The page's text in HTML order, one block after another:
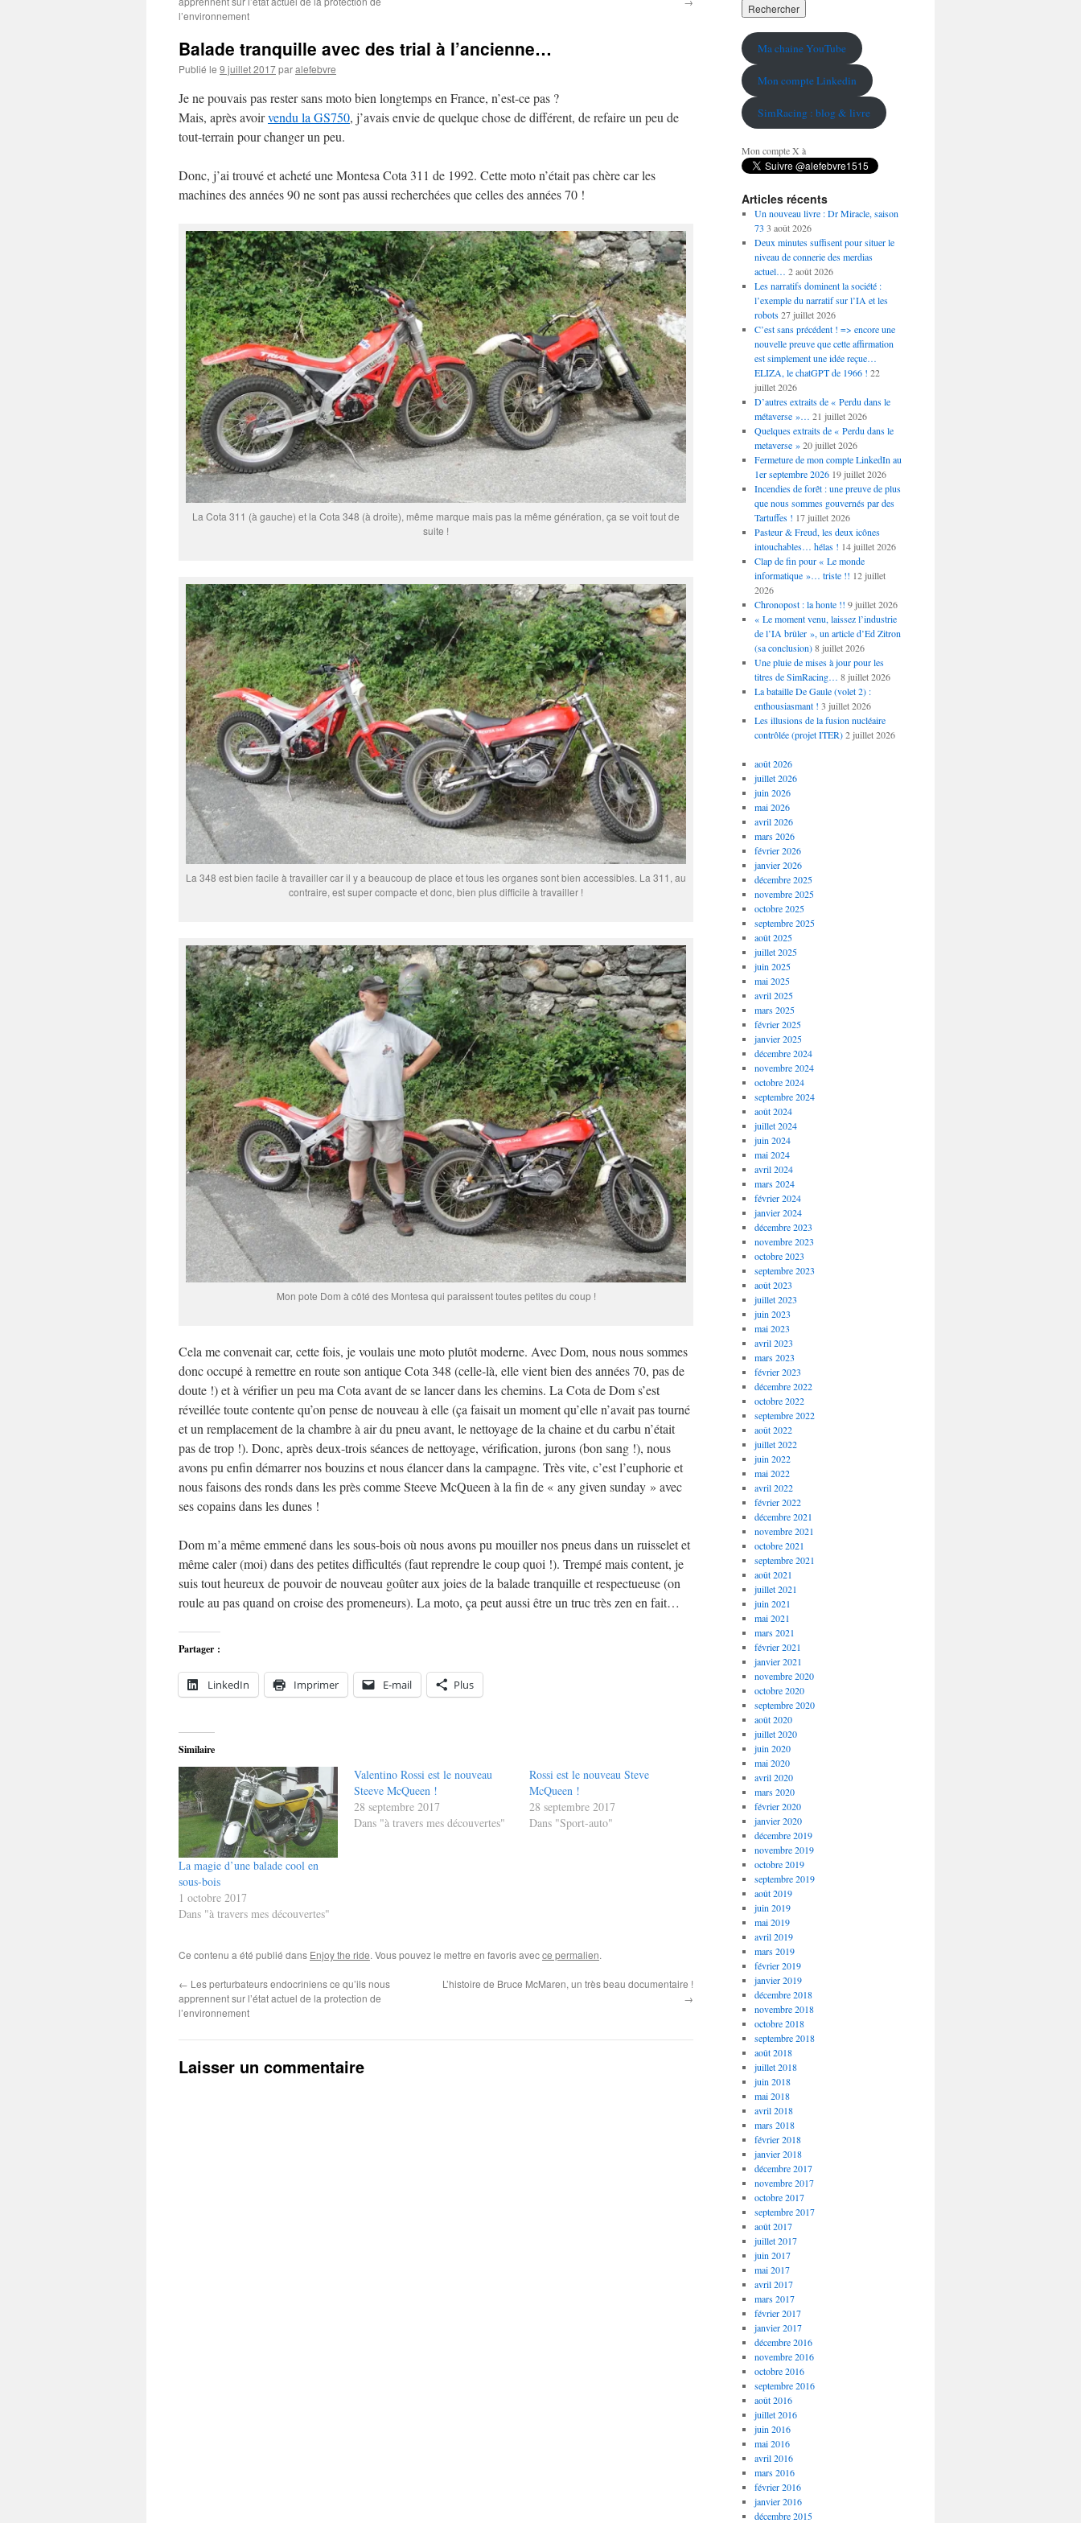
l’environnement
Balade tranquille avec des trial à l’ancienne…
Publié le 9 juillet 2017paralefebvre
Je ne pouvais pas rester sans moto bien longtemps en France, n’est-ce pas ?
Mais, après avoirvendu la GS750, j’avais envie de quelque chose de différent, de refaire un peu de
tout-terrain pour changer un peu.
Donc, j’ai trouvé et acheté une Montesa Cota 311 de 1992. Cette moto n’était pas chère car les
machines des années 90 ne sont pas aussi recherchées que celles des années 70 !
La Cota 311 (à gauche) et la Cota 348 (à droite), même marque mais pas la même génération, ça se voit tout de
suite !
La 348 est bien facile à travailler car il y a beaucoup de place et tous les organes sont bien accessibles. La 311, au
contraire, est super compacte et donc, bien plus difficile à travailler !
Mon pote Dom à côté des Montesa qui paraissent toutes petites du coup !
Cela me convenait car, cette fois, je voulais une moto plutôt moderne. Avec Dom, nous nous sommes
donc occupé à remettre en route son antique Cota 348 (celle-là, elle vient bien des années 70, pas de
doute !) et à vérifier un peu ma Cota avant de se lancer dans les chemins. La Cota de Dom s’est
réveillée toute contente qu’on pense de nouveau à elle (ça faisait un moment qu’elle n’avait pas tourné
et un remplacement de la chambre à air du pneu avant, le nettoyage de la chaine et du carbu n’était
pas de trop !). Donc, après deux-trois séances de nettoyage, vérification, jurons (bon sang !), nous
avons pu enfin démarrer nos bouzins et nous élancer dans la campagne. Très vite, c’est l’euphorie et
nous faisons des ronds dans les près comme Steeve McQueen à la fin de « any given sunday » avec
ses copains dans les dunes !
Dom m’a même emmené dans les sous-bois où nous avons pu mouiller nos pneus dans un ruisselet et
même caler (moi) dans des petites difficultés (faut reprendre le coup quoi !). Trempé mais content, je
suis tout heureux de pouvoir de nouveau goûter aux joies de la balade tranquille et respectueuse (on
roule au pas quand on croise des promeneurs). La moto, ça peut aussi être un truc très zen en fait…
Partager :
LinkedIn Imprimer E-mail Plus
Similaire
La magie d’une balade cool en
sous-bois
1 octobre 2017
Dans "à travers mes découvertes"
Valentino Rossi est le nouveau
Steeve McQueen !
28 septembre 2017
Dans "à travers mes découvertes"
Rossi est le nouveau Steve
McQueen !
28 septembre 2017
Dans "Sport-auto"
Ce contenu a été publié dans Enjoy the ride. Vous pouvez le mettre en favoris avecce permalien.
← Les perturbateurs endocriniens ce qu’ils nous
apprennent sur l’état actuel de la protection de
l’environnement
L’histoire de Bruce McMaren, un très beau documentaire !
→
Laisser un commentaire
Ma chaine YouTube
Mon compte Linkedin
SimRacing : blog & livre
Mon compte X à
Articles récents
Un nouveau livre : Dr Miracle, saison
73 3 août 2026
Deux minutes suffisent pour situer le
niveau de connerie des merdias
actuel… 2 août 2026
Les narratifs dominent la société :
l’exemple du narratif sur l’IA et les
robots 27 juillet 2026
C’est sans précédent ! => encore une
nouvelle preuve que cette affirmation
est simplement une idée reçue…
ELIZA, le chatGPT de 1966 ! 22
juillet 2026
D’autres extraits de « Perdu dans le
métaverse »… 21 juillet 2026
Quelques extraits de « Perdu dans le
metaverse » 20 juillet 2026
Fermeture de mon compte LinkedIn au
1er septembre 2026 19 juillet 2026
Incendies de forêt : une preuve de plus
que nous sommes gouvernés par des
Tartuffes ! 17 juillet 2026
Pasteur & Freud, les deux icônes
intouchables… hélas ! 14 juillet 2026
Clap de fin pour « Le monde
informatique »… triste !! 12 juillet
2026
Chronopost : la honte !! 9 juillet 2026
« Le moment venu, laissez l’industrie
de l’IA brûler », un article d’Ed Zitron
(sa conclusion) 8 juillet 2026
Une pluie de mises à jour pour les
titres de SimRacing… 8 juillet 2026
La bataille De Gaule (volet 2) :
enthousiasmant ! 3 juillet 2026
Les illusions de la fusion nucléaire
contrôlée (projet ITER) 2 juillet 2026
août 2026
juillet 2026
juin 2026
mai 2026
avril 2026
mars 2026
février 2026
janvier 2026
décembre 2025
novembre 2025
octobre 2025
septembre 2025
août 2025
juillet 2025
juin 2025
mai 2025
avril 2025
mars 2025
février 2025
janvier 2025
décembre 2024
novembre 2024
octobre 2024
septembre 2024
août 2024
juillet 2024
juin 2024
mai 2024
avril 2024
mars 2024
février 2024
janvier 2024
décembre 2023
novembre 2023
octobre 2023
septembre 2023
août 2023
juillet 2023
juin 2023
mai 2023
avril 2023
mars 2023
février 2023
décembre 2022
octobre 2022
septembre 2022
août 2022
juillet 2022
juin 2022
mai 2022
avril 2022
février 2022
décembre 2021
novembre 2021
octobre 2021
septembre 2021
août 2021
juillet 2021
juin 2021
mai 2021
mars 2021
février 2021
janvier 2021
novembre 2020
octobre 2020
septembre 2020
août 2020
juillet 2020
juin 2020
mai 2020
avril 2020
mars 2020
février 2020
janvier 2020
décembre 2019
novembre 2019
octobre 2019
septembre 2019
août 2019
juin 2019
mai 2019
avril 2019
mars 2019
février 2019
janvier 2019
décembre 2018
novembre 2018
octobre 2018
septembre 2018
août 2018
juillet 2018
juin 2018
mai 2018
avril 2018
mars 2018
février 2018
janvier 2018
décembre 2017
novembre 2017
octobre 2017
septembre 2017
août 2017
juillet 2017
juin 2017
mai 2017
avril 2017
mars 2017
février 2017
janvier 2017
décembre 2016
novembre 2016
octobre 2016
septembre 2016
août 2016
juillet 2016
juin 2016
mai 2016
avril 2016
mars 2016
février 2016
janvier 2016
décembre 2015